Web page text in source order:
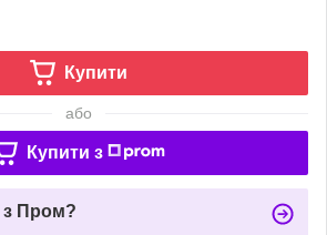
Купити
або
Купити з
з Пром?